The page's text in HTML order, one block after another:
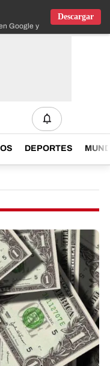
Google y IOS
Descargar
DEPORTES